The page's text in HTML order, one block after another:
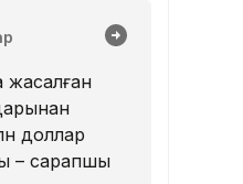
жасалған
доллар
– сарапшы